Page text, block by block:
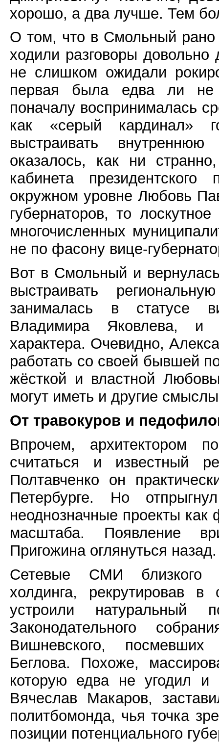
хорошо, а два лучше. Тем
О том, что в Смольный рано
ходили разговоры довольно
не слишком ожидали
первая была едва ли не
поначалу воспринималась
как «серый кардинал»
выстраивать
оказалось, как ни
кабинета
окружном уровне Любовь
губернаторов, то
многочисленных
не по фасону вице-
Вот в Смольный и
выстраивать
занималась в статусе
Владимира Яковлева, и
характера. Очевидно,
работать со своей бывшей
жёсткой и властной
могут иметь и другие
От травокуров и
Впрочем, архитектором
считаться и известный
Полтавченко он
Петербурге. Но
неоднозначные проекты как
масштаба. Появление
Пригожина оглянуться назад.
Сетевые СМИ близкого
холдинга, рекрутировав
устроили натуральный
Законодательного
Вишневского, посмевших
Беглова. Похоже,
которую едва не угодил и
Вячеслав Макаров,
политбомонда, чья точка
позиции потенциального